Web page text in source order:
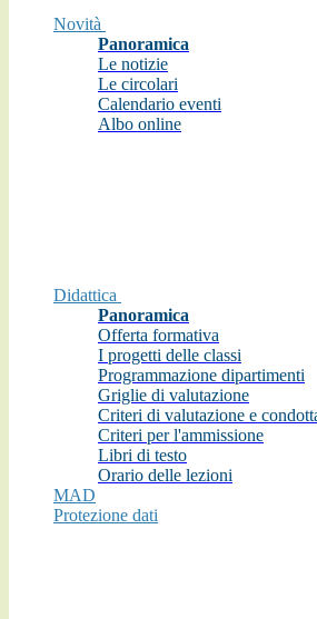
Novità
Panoramica
Le notizie
Le circolari
Calendario eventi
Albo online
Didattica
Panoramica
Offerta formativa
I progetti delle classi
Programmazione dipartimenti
Griglie di valutazione
Criteri di valutazione e
Criteri per l'ammissione
Libri di testo
Orario delle lezioni
MAD
Protezione dati